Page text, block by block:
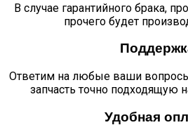
В случае гарантийного брака,
прочего будет
Ответим на любые ваши
запчасть точно подходящую
Удобная